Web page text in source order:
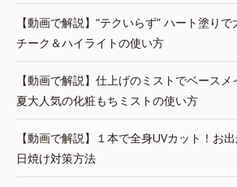
【動画で解説】“テクいらず” ハート塗り
チーク＆ハイライトの使い方
【動画で解説】仕上げのミストでベース
夏大人気の化粧もちミストの使い方
【動画で解説】１本で全身UVカット！お
日焼け対策方法